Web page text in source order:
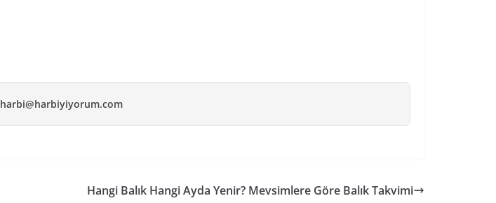
harbi@harbiyiyorum.com
Hangi Balık Hangi Ayda Yenir? Mevsimlere Göre Balık Takvimi